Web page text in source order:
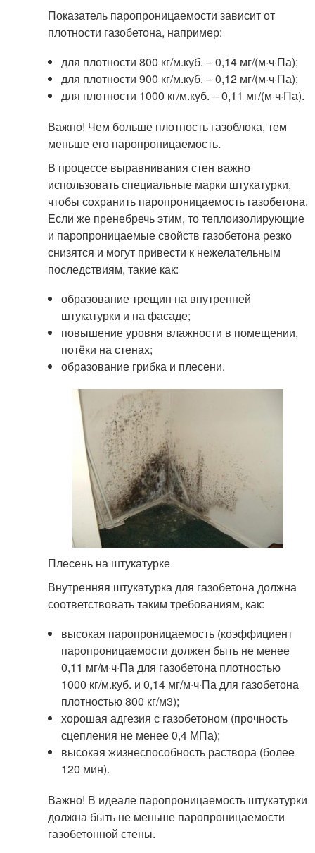
Показатель паропроницаемости зависит от
плотности газобетона, например:
для плотности 800 кг/м.куб. – 0,14 мг/(м·ч·Па);
для плотности 900 кг/м.куб. – 0,12 мг/(м·ч·Па);
для плотности 1000 кг/м.куб. – 0,11 мг/(м·ч·Па).
Важно! Чем больше плотность газоблока, тем
меньше его паропроницаемость.
В процессе выравнивания стен важно
использовать специальные марки штукатурки,
чтобы сохранить паропроницаемость газобетона.
Если же пренебречь этим, то теплоизолирующие
и паропроницаемые свойств газобетона резко
снизятся и могут привести к нежелательным
последствиям, такие как:
образование трещин на внутренней
штукатурки и на фасаде;
повышение уровня влажности в помещении,
потёки на стенах;
образование грибка и плесени.
Плесень на штукатурке
Внутренняя штукатурка для газобетона должна
соответствовать таким требованиям, как:
высокая паропроницаемость (коэффициент
паропроницаемости должен быть не менее
0,11 мг/м∙ч∙Па для газобетона плотностью
1000 кг/м.куб. и 0,14 мг/м∙ч∙Па для газобетона
плотностью 800 кг/м3);
хорошая адгезия с газобетоном (прочность
сцепления не менее 0,4 МПа);
высокая жизнеспособность раствора (более
120 мин).
Важно! В идеале паропроницаемость штукатурки
должна быть не меньше паропроницаемости
газобетонной стены.